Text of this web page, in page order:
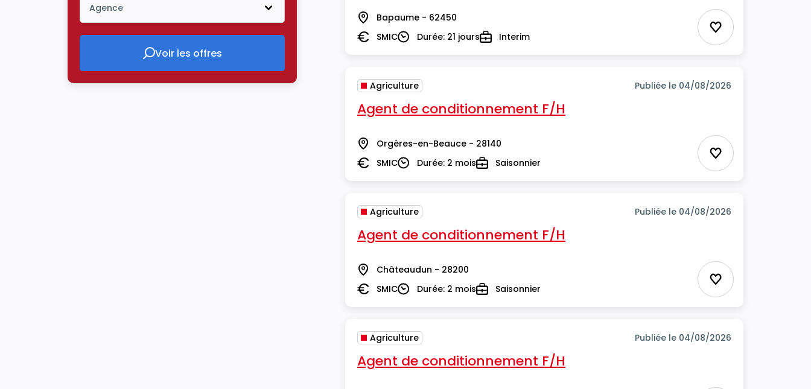
Agence
Icône ouvrir la liste déroulante
Voir les offres
Voir les offres
Lieu Bapaume - 62450
Salaire
SMICDuréeDurée: 21 joursTypeInterim Ajouter aux
Agriculture Publiée le 04/08/2026
Agent de conditionnement F/H
Lieu Orgères-en-Beauce - 28140
Salaire
SMICDuréeDurée: 2 moisTypeSaisonnier Ajouter aux
Agriculture Publiée le 04/08/2026
Agent de conditionnement F/H
Lieu Châteaudun - 28200
Salaire
SMICDuréeDurée: 2 moisTypeSaisonnier Ajouter aux
Agriculture Publiée le 04/08/2026
Agent de conditionnement F/H